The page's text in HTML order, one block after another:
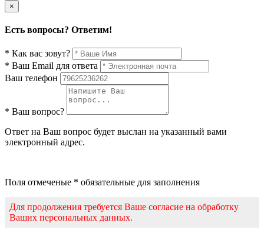
×
Есть вопросы? Ответим!
* Как вас зовут?
* Ваш Email для ответа
Ваш телефон
* Ваш вопрос?
Ответ на Ваш вопрос будет выслан на указанный вами
электронный адрес.
Поля отмеченые * обязательные для заполнения
Для продолжения требуется Ваше согласие на обработку
Ваших персональных данных.